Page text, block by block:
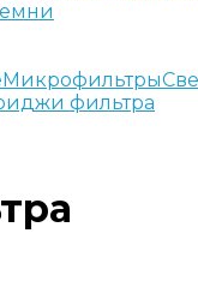
Микрофильтры
фильтра